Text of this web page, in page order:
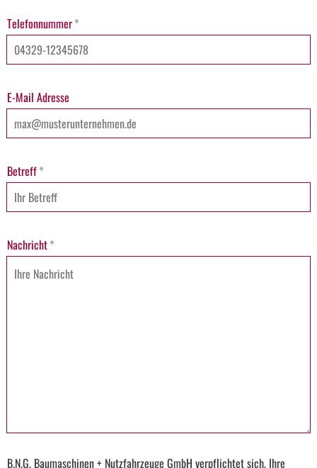
Telefonnummer*
E-Mail Adresse
Betreff*
Nachricht*
B.N.G. Baumaschinen + Nutzfahrzeuge GmbH verpflichtet sich, Ihre